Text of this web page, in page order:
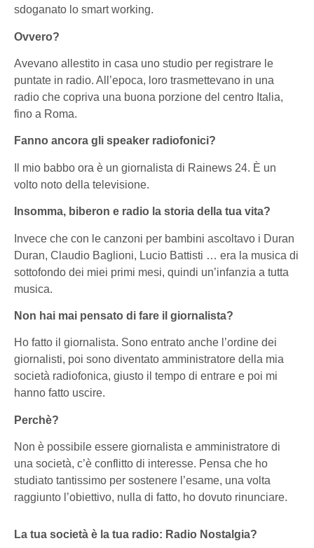
sdoganato lo smart working.
Ovvero?
Avevano allestito in casa uno studio per registrare le
puntate in radio. All’epoca, loro trasmettevano in una
radio che copriva una buona porzione del centro Italia,
fino a Roma.
Fanno ancora gli speaker radiofonici?
Il mio babbo ora è un giornalista di Rainews 24. È un
volto noto della televisione.
Insomma, biberon e radio la storia della tua vita?
Invece che con le canzoni per bambini ascoltavo i Duran
Duran, Claudio Baglioni, Lucio Battisti … era la musica di
sottofondo dei miei primi mesi, quindi un’infanzia a tutta
musica.
Non hai mai pensato di fare il giornalista?
Ho fatto il giornalista. Sono entrato anche l’ordine dei
giornalisti, poi sono diventato amministratore della mia
società radiofonica, giusto il tempo di entrare e poi mi
hanno fatto uscire.
Perchè?
Non è possibile essere giornalista e amministratore di
una società, c’è conflitto di interesse. Pensa che ho
studiato tantissimo per sostenere l’esame, una volta
raggiunto l’obiettivo, nulla di fatto, ho dovuto rinunciare.
La tua società è la tua radio: Radio Nostalgia?